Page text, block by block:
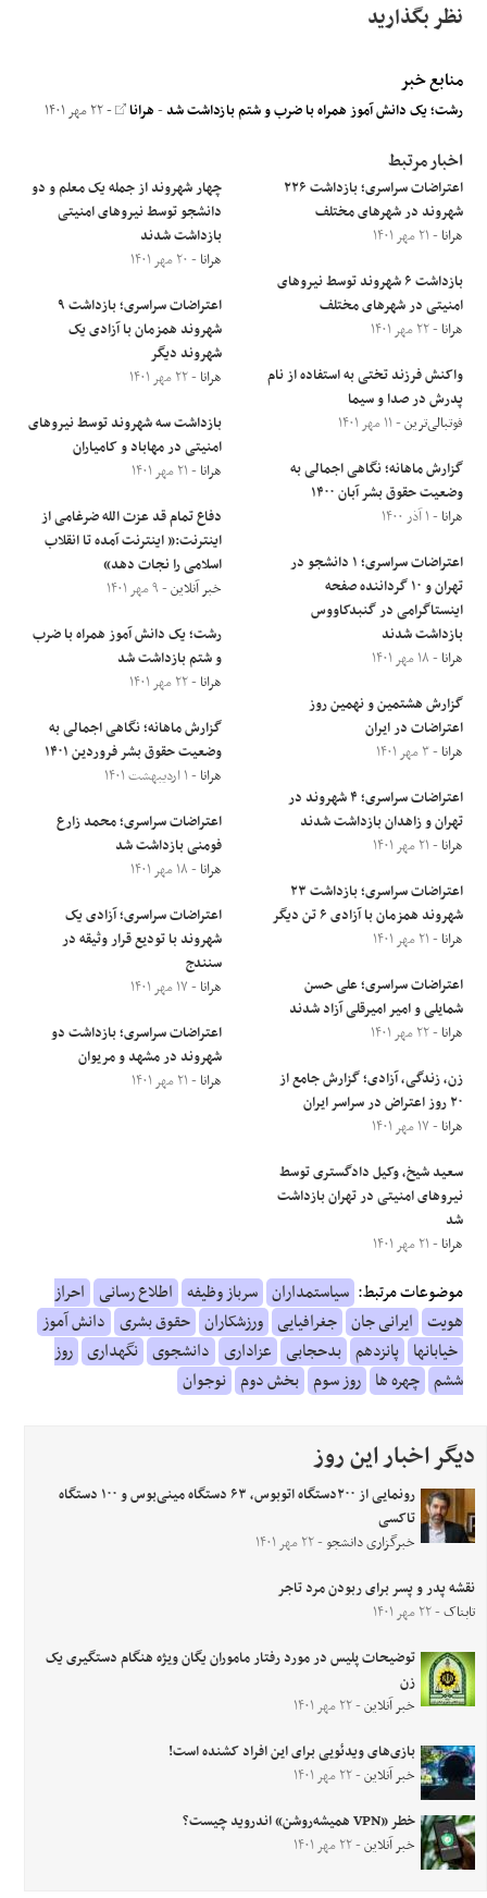
نظر بگذارید
منابع خبر
رشت؛ یک دانش آموز همراه با ضرب و شتم بازداشت شد-هرانا - ۲۲ مهر ۱۴۰۱
اخبار مرتبط
اعتراضات سراسری؛ بازداشت ۲۲۶
شهروند در شهرهای مختلف
هرانا - ۲۱ مهر ۱۴۰۱
بازداشت ۶ شهروند توسط نیروهای
امنیتی در شهرهای مختلف
هرانا - ۲۲ مهر ۱۴۰۱
واکنش فرزند تختی به استفاده از نام
پدرش در صدا و سیما
فوتبالی‌ترین- ۱۱ مهر ۱۴۰۱
گزارش ماهانه؛ نگاهی اجمالی به
وضعیت حقوق بشر آبان ۱۴۰۰
هرانا - ۱ آذر ۱۴۰۰
اعتراضات سراسری؛ ۱ دانشجو در
تهران و ۱۰ گرداننده صفحه
اینستاگرامی در گنبدکاووس
بازداشت شدند
هرانا - ۱۸ مهر ۱۴۰۱
گزارش هشتمین و نهمین روز
اعتراضات در ایران
هرانا - ۳ مهر ۱۴۰۱
اعتراضات سراسری؛ ۴ شهروند در
تهران و زاهدان بازداشت شدند
هرانا - ۲۱ مهر ۱۴۰۱
اعتراضات سراسری؛ بازداشت ۲۳
شهروند همزمان با آزادی ۶ تن دیگر
هرانا - ۲۱ مهر ۱۴۰۱
اعتراضات سراسری؛ علی حسن
شمایلی و امیر امیرقلی آزاد شدند
هرانا - ۲۲ مهر ۱۴۰۱
زن، زندگی، آزادی؛ گزارش جامع از
۲۰ روز اعتراض در سراسر ایران
هرانا - ۱۷ مهر ۱۴۰۱
سعید شیخ، وکیل دادگستری توسط
نیروهای امنیتی در تهران بازداشت
شد
هرانا - ۲۱ مهر ۱۴۰۱
چهار شهروند از جمله یک معلم و دو
دانشجو توسط نیروهای امنیتی
بازداشت شدند
هرانا - ۲۰ مهر ۱۴۰۱
اعتراضات سراسری؛ بازداشت ۹
شهروند همزمان با آزادی یک
شهروند دیگر
هرانا - ۲۲ مهر ۱۴۰۱
بازداشت سه شهروند توسط نیروهای
امنیتی در مهاباد و کامیاران
هرانا - ۲۱ مهر ۱۴۰۱
دفاع تمام قد عزت الله ضرغامی از
اینترنت:« اینترنت آمده تا انقلاب
اسلامی را نجات دهد»
خبر آنلاین- ۹ مهر ۱۴۰۱
رشت؛ یک دانش آموز همراه با ضرب
و شتم بازداشت شد
هرانا - ۲۲ مهر ۱۴۰۱
گزارش ماهانه؛ نگاهی اجمالی به
وضعیت حقوق بشر فروردین ۱۴۰۱
هرانا - ۱ اردیبهشت ۱۴۰۱
اعتراضات سراسری؛ محمد زارع
فومنی بازداشت شد
هرانا - ۱۸ مهر ۱۴۰۱
اعتراضات سراسری؛ آزادی یک
شهروند با تودیع قرار وثیقه در
سنندج
هرانا - ۱۷ مهر ۱۴۰۱
اعتراضات سراسری؛ بازداشت دو
شهروند در مشهد و مریوان
هرانا - ۲۱ مهر ۱۴۰۱
موضوعات مرتبط: سیاستمداران سرباز وظیفه اطلاع رسانی احراز
هویت ایرانی جان جغرافیایی ورزشکاران حقوق بشری دانش آموز
خیابانها پانزدهم بدحجابی عزاداری دانشجوی نگهداری روز
ششم چهره ها روز سوم بخش دوم نوجوان
دیگر اخبار این روز
رونمایی از ۲۰۰دستگاه اتوبوس، ۶۳ دستگاه مینی‌بوس و ۱۰۰ دستگاه
تاکسی
خبرگزاری دانشجو- ۲۲ مهر ۱۴۰۱
نقشه پدر و پسر برای ربودن مرد تاجر
تابناک- ۲۲ مهر ۱۴۰۱
توضیحات پلیس در مورد رفتار ماموران یگان ویژه هنگام دستگیری یک
زن
خبر آنلاین- ۲۲ مهر ۱۴۰۱
بازی‌های ویدئویی برای این افراد کشنده است!
خبر آنلاین- ۲۲ مهر ۱۴۰۱
خطر «VPN همیشه‌روشن» اندروید چیست؟
خبر آنلاین- ۲۲ مهر ۱۴۰۱